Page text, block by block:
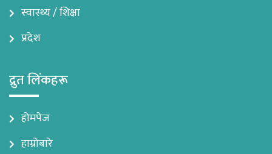
स्वास्थ्य / शिक्षा
प्रदेश
द्रुत लिंकहरू
होमपेज
हाम्रोबारे